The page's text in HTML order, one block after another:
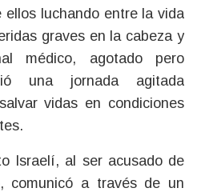
luchando entre la vida
graves en la cabeza y
médico, agotado pero
una jornada agitada
vidas en condiciones
Israelí, al ser acusado de
comunicó a través de un